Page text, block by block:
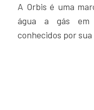
A Orbis é uma
água a gás em
conhecidos por